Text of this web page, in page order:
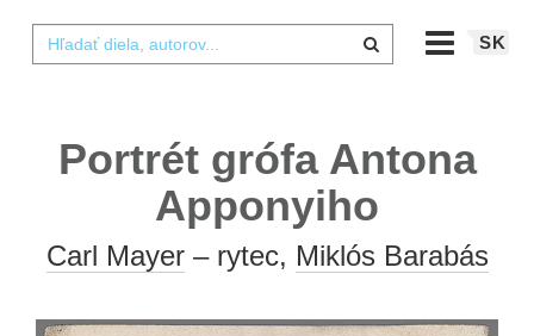
SK
Portrét grófa Antona
Apponyiho
Carl Mayer– rytec, Miklós Barabás